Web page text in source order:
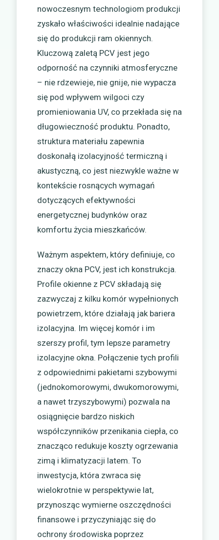
nowoczesnym technologiom produkcji
zyskało właściwości idealnie nadające
się do produkcji ram okiennych.
Kluczową zaletą PCV jest jego
odporność na czynniki atmosferyczne
– nie rdzewieje, nie gnije, nie wypacza
się pod wpływem wilgoci czy
promieniowania UV, co przekłada się na
długowieczność produktu. Ponadto,
struktura materiału zapewnia
doskonałą izolacyjność termiczną i
akustyczną, co jest niezwykle ważne w
kontekście rosnących wymagań
dotyczących efektywności
energetycznej budynków oraz
komfortu życia mieszkańców.
Ważnym aspektem, który definiuje, co
znaczy okna PCV, jest ich konstrukcja.
Profile okienne z PCV składają się
zazwyczaj z kilku komór wypełnionych
powietrzem, które działają jak bariera
izolacyjna. Im więcej komór i im
szerszy profil, tym lepsze parametry
izolacyjne okna. Połączenie tych profili
z odpowiednimi pakietami szybowymi
(jednokomorowymi, dwukomorowymi,
a nawet trzyszybowymi) pozwala na
osiągnięcie bardzo niskich
współczynników przenikania ciepła, co
znacząco redukuje koszty ogrzewania
zimą i klimatyzacji latem. To
inwestycja, która zwraca się
wielokrotnie w perspektywie lat,
przynosząc wymierne oszczędności
finansowe i przyczyniając się do
ochrony środowiska poprzez